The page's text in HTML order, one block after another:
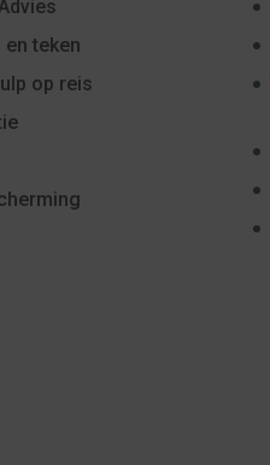
en teken
op reis